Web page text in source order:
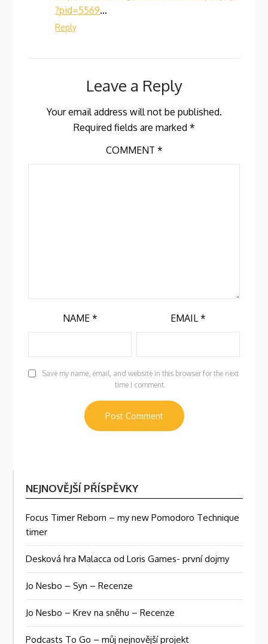
?pid=5569…
Reply
Leave a Reply
Your email address will not be published.
Required fields are marked *
COMMENT *
NAME * EMAIL *
Save my name, email, and website in this browser for the next
time I comment.
NEJNOVĚJŠÍ PŘÍSPĚVKY
Focus Timer Reborn – my new Pomodoro Technique
timer
Desková hra Malacca od Loris Games- první dojmy
Jo Nesbo – Syn – Recenze
Jo Nesbo – Krev na sněhu – Recenze
Podcasts To Go – můj nejnovější projekt